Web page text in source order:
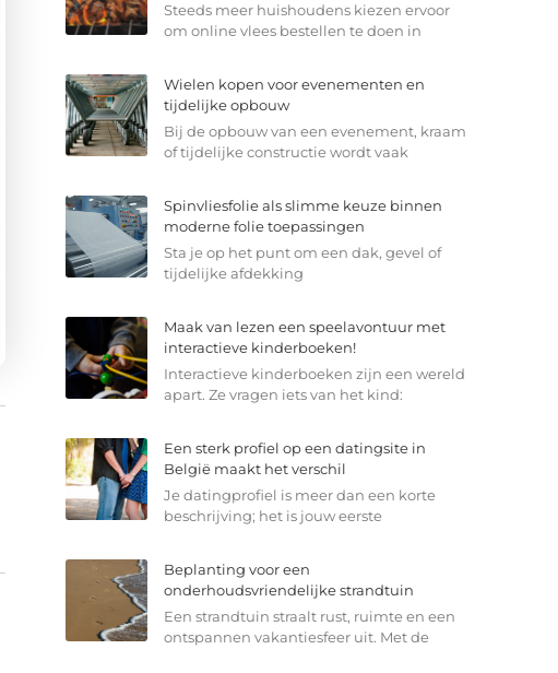
Steeds meer huishoudens kiezen ervoor
om online vlees bestellen te doen in
Wielen kopen voor evenementen en
tijdelijke opbouw
Bij de opbouw van een evenement, kraam
of tijdelijke constructie wordt vaak
Spinvliesfolie als slimme keuze binnen
moderne folie toepassingen
Sta je op het punt om een dak, gevel of
tijdelijke afdekking
Maak van lezen een speelavontuur met
interactieve kinderboeken!
Interactieve kinderboeken zijn een wereld
apart. Ze vragen iets van het kind:
Een sterk profiel op een datingsite in
België maakt het verschil
Je datingprofiel is meer dan een korte
beschrijving; het is jouw eerste
Beplanting voor een
onderhoudsvriendelijke strandtuin
Een strandtuin straalt rust, ruimte en een
ontspannen vakantiesfeer uit. Met de